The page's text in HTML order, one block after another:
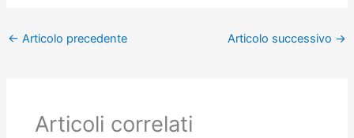
← Articolo precedente Articolo successivo →
Articoli correlati